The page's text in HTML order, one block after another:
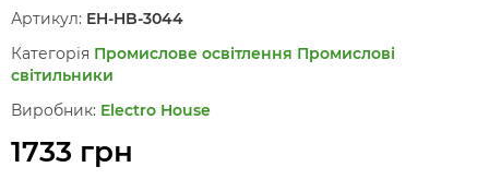
Артикул: EH-HB-3044
Категорія Промислове освітлення Промислові
світильники
Виробник: Electro House
1733 грн